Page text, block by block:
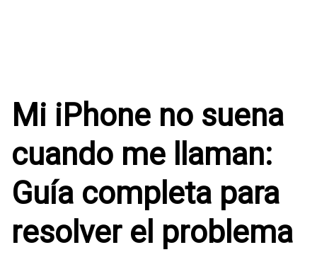
Mi iPhone no suena
cuando me llaman:
Guía completa para
resolver el problema